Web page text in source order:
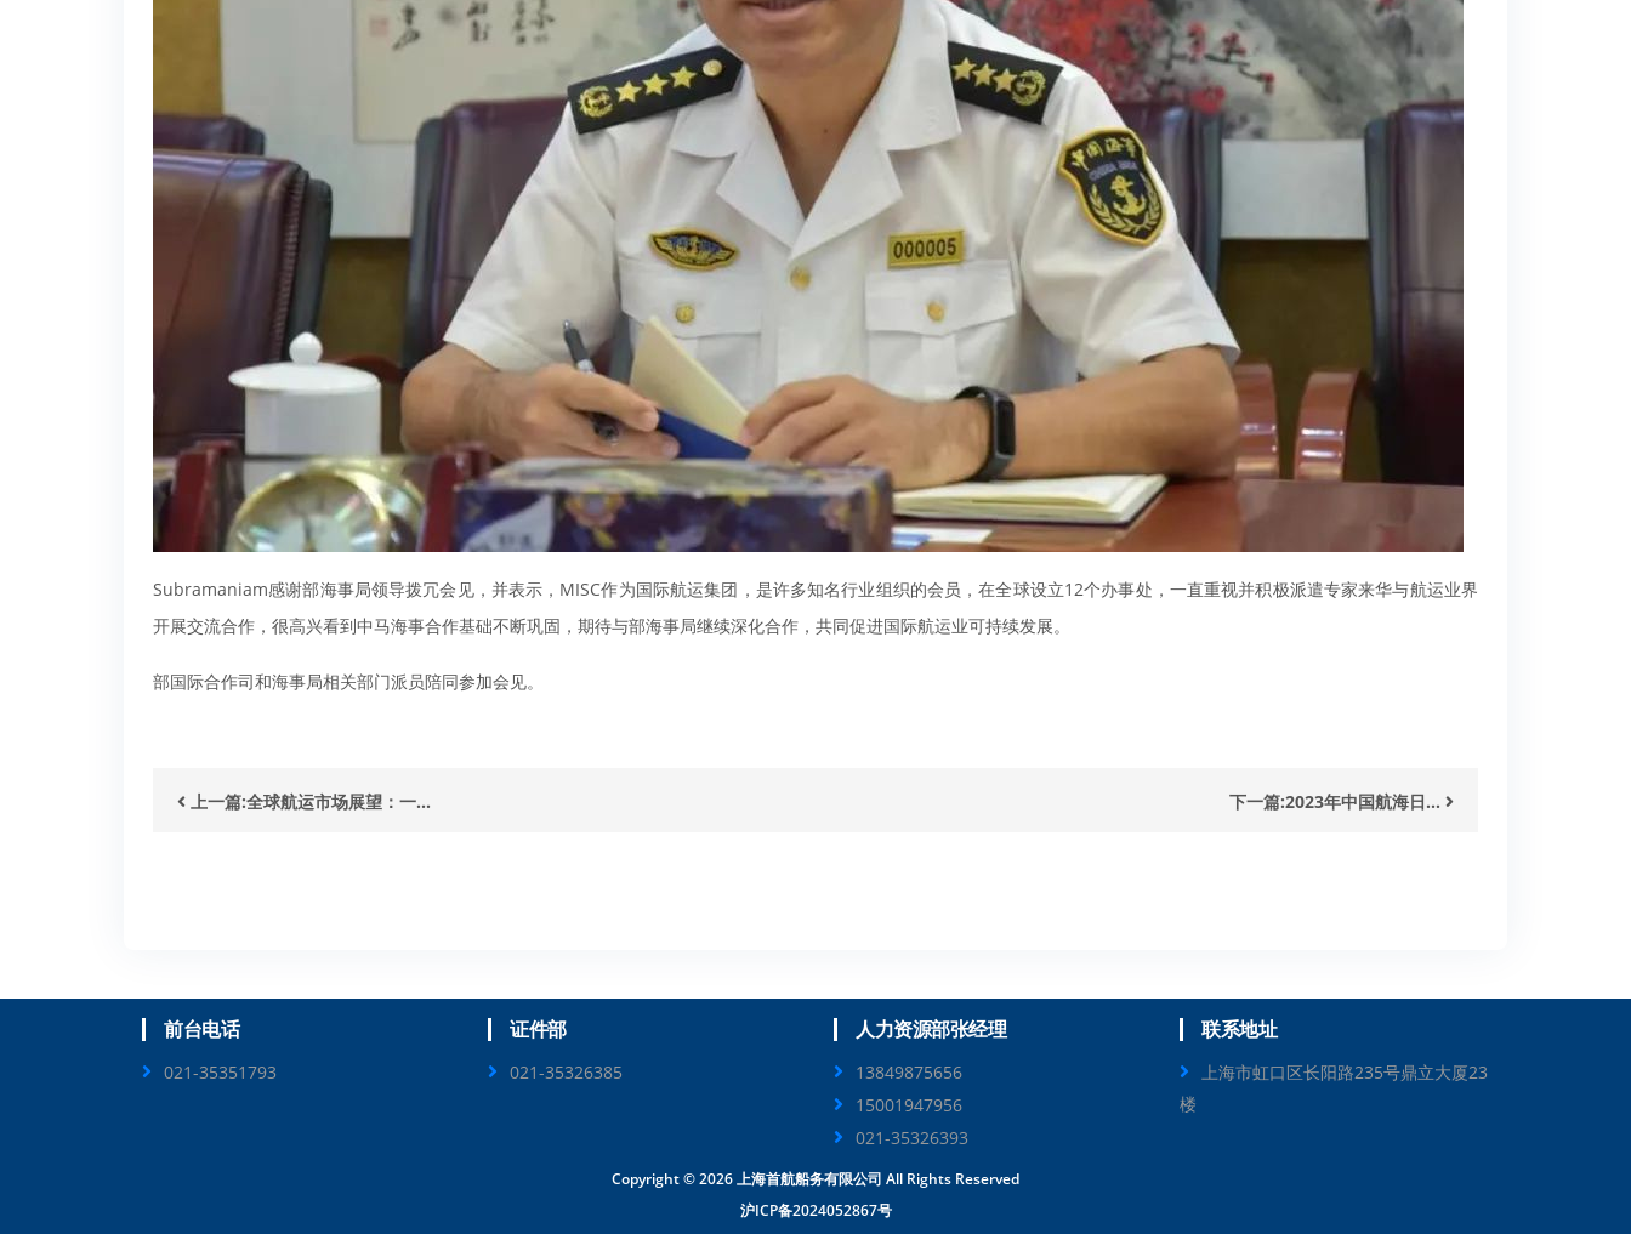
Subramaniam感谢部海事局领导拨冗会见，并表示，MISC作为国际航运集团，是许多知名行业组织的会员，在全球设立12个办事处，一直重视并积极派遣专家来华与航运业界
开展交流合作，很高兴看到中马海事合作基础不断巩固，期待与部海事局继续深化合作，共同促进国际航运业可持续发展。
部国际合作司和海事局相关部门派员陪同参加会见。
上一篇:全球航运市场展望：一... 下一篇:2023年中国航海日...
前台电话
021-35351793
证件部
021-35326385
人力资源部张经理
13849875656
15001947956
021-35326393
联系地址
上海市虹口区长阳路235号鼎立大厦23
楼
Copyright ©2026 上海首航船务有限公司 All Rights Reserved
沪ICP备2024052867号